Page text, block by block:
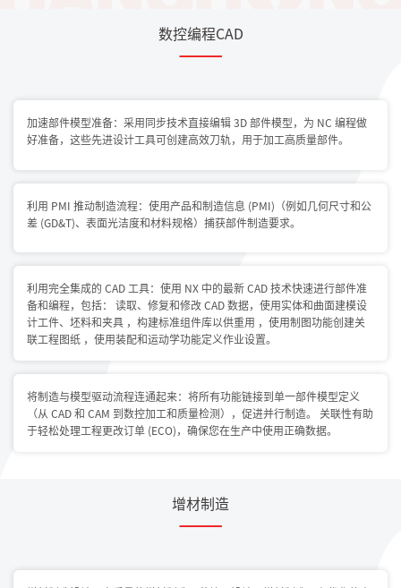
数控编程CAD
加速部件模型准备：采用同步技术直接编辑 3D 部件模型，为 NC 编程做
好准备，这些先进设计工具可创建高效刀轨，用于加工高质量部件。
利用 PMI 推动制造流程：使用产品和制造信息 (PMI)（例如几何尺寸和公
差 (GD&T)、表面光洁度和材料规格）捕获部件制造要求。
利用完全集成的 CAD 工具：使用 NX 中的最新 CAD 技术快速进行部件准
备和编程，包括： 读取、修复和修改 CAD 数据，使用实体和曲面建模设
计工件、坯料和夹具 ，构建标准组件库以供重用 ，使用制图功能创建关
联工程图纸 ，使用装配和运动学功能定义作业设置。
将制造与模型驱动流程连通起来：将所有功能链接到单一部件模型定义
（从 CAD 和 CAM 到数控加工和质量检测），促进并行制造。 关联性有助
于轻松处理工程更改订单 (ECO)，确保您在生产中使用正确数据。
增材制造